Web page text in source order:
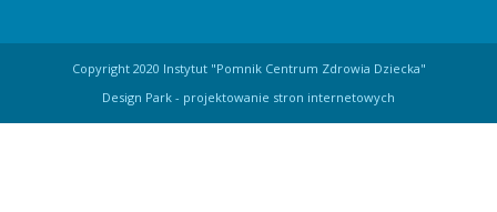
Copyright 2020 Instytut "Pomnik Centrum Zdrowia Dziecka"
Design Park - projektowanie stron internetowych